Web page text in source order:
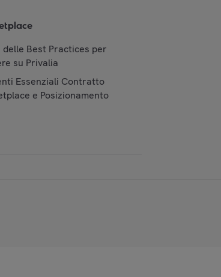
delle Best Practices per
su Privalia
Essenziali Contratto
e Posizionamento